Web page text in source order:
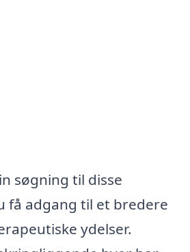
søgning til disse
få adgang til et bredere
ydelser.